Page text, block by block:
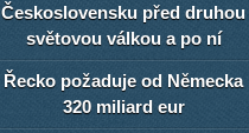
Československu před druhou
světovou válkou a po ní
Řecko požaduje od Německa
320 miliard eur